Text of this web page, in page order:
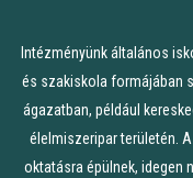
Intézményünk általános
és szakiskola formájában
ágazatban, például
élelmiszeripar területén.
oktatásra épülnek, idegen